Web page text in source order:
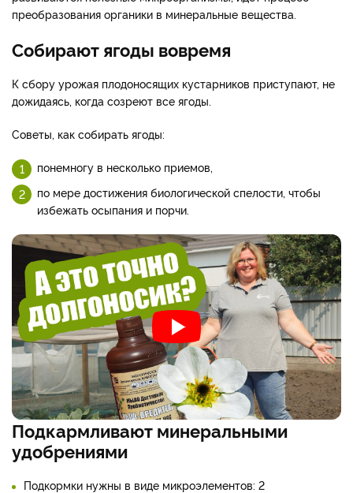
преобразования органики в минеральные вещества.
Собирают ягоды вовремя
К сбору урожая плодоносящих кустарников приступают, не
дожидаясь, когда созреют все ягоды.
Советы, как собирать ягоды:
понемногу в несколько приемов,
по мере достижения биологической спелости, чтобы
избежать осыпания и порчи.
Подкармливают минеральными
удобрениями
Подкормки нужны в виде микроэлементов: 2